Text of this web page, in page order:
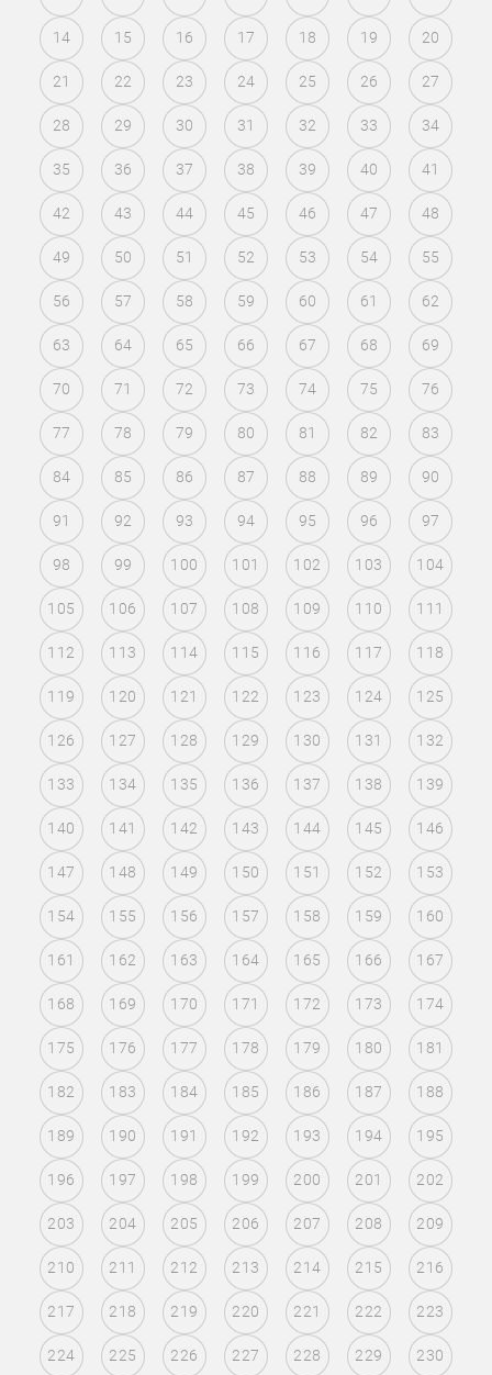
14 15 16 17 18 19 20
21 22 23 24 25 26 27
28 29 30 31 32 33 34
35 36 37 38 39 40 41
42 43 44 45 46 47 48
49 50 51 52 53 54 55
56 57 58 59 60 61 62
63 64 65 66 67 68 69
70 71 72 73 74 75 76
77 78 79 80 81 82 83
84 85 86 87 88 89 90
91 92 93 94 95 96 97
98 99 100 101 102 103 104
105 106 107 108 109 110 111
112 113 114 115 116 117 118
119 120 121 122 123 124 125
126 127 128 129 130 131 132
133 134 135 136 137 138 139
140 141 142 143 144 145 146
147 148 149 150 151 152 153
154 155 156 157 158 159 160
161 162 163 164 165 166 167
168 169 170 171 172 173 174
175 176 177 178 179 180 181
182 183 184 185 186 187 188
189 190 191 192 193 194 195
196 197 198 199 200 201 202
203 204 205 206 207 208 209
210 211 212 213 214 215 216
217 218 219 220 221 222 223
224 225 226 227 228 229 230